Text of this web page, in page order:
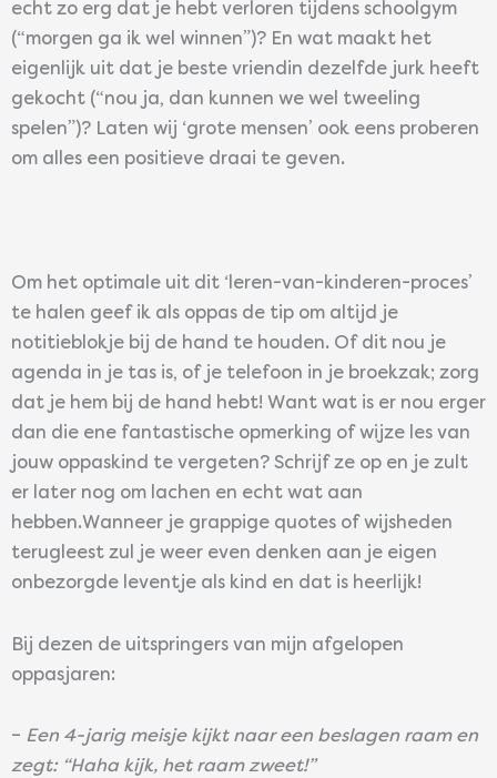
echt zo erg dat je hebt verloren tijdens schoolgym
(“morgen ga ik wel winnen”)? En wat maakt het
eigenlijk uit dat je beste vriendin dezelfde jurk heeft
gekocht (“nou ja, dan kunnen we wel tweeling
spelen”)? Laten wij ‘grote mensen’ ook eens proberen
om alles een positieve draai te geven.
Om het optimale uit dit ‘leren-van-kinderen-proces’
te halen geef ik als oppas de tip om altijd je
notitieblokje bij de hand te houden. Of dit nou je
agenda in je tas is, of je telefoon in je broekzak; zorg
dat je hem bij de hand hebt! Want wat is er nou erger
dan die ene fantastische opmerking of wijze les van
jouw oppaskind te vergeten? Schrijf ze op en je zult
er later nog om lachen en echt wat aan
hebben.Wanneer je grappige quotes of wijsheden
terugleest zul je weer even denken aan je eigen
onbezorgde leventje als kind en dat is heerlijk!
Bij dezen de uitspringers van mijn afgelopen
oppasjaren:
– Een 4-jarig meisje kijkt naar een beslagen raam en
zegt: “Haha kijk, het raam zweet!”